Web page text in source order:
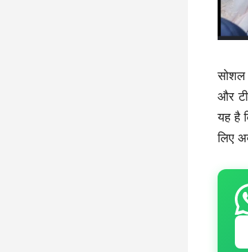
सोशल
और
यह है
लिए